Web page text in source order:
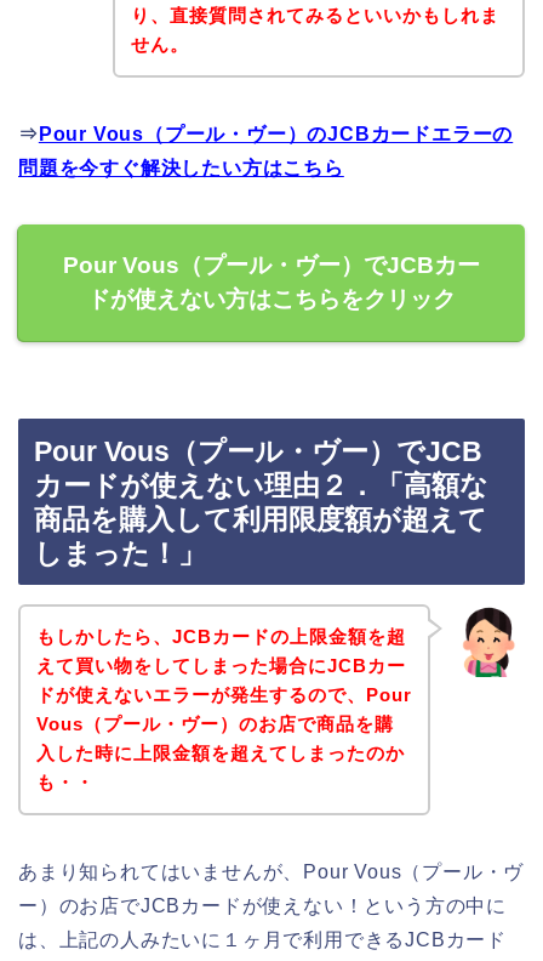
り、直接質問されてみるといいかもしれま
せん。
⇒ Pour Vous（プール・ヴー）のJCBカードエラーの
問題を今すぐ解決したい方はこちら
Pour Vous（プール・ヴー）でJCBカー
ドが使えない方はこちらをクリック
Pour Vous（プール・ヴー）でJCB
カードが使えない理由２．「高額な
商品を購入して利用限度額が超えて
しまった！」
もしかしたら、JCBカードの上限金額を超
えて買い物をしてしまった場合にJCBカー
ドが使えないエラーが発生するので、Pour
Vous（プール・ヴー）のお店で商品を購
入した時に上限金額を超えてしまったのか
も・・
あまり知られてはいませんが、Pour Vous（プール・ヴ
ー）のお店でJCBカードが使えない！という方の中に
は、上記の人みたいに１ヶ月で利用できるJCBカード